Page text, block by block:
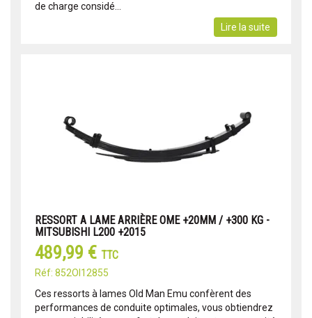
de charge considé...
Lire la suite
RESSORT A LAME ARRIÈRE OME +20MM / +300 KG -
MITSUBISHI L200 +2015
489,99 € TTC
Réf: 852OI12855
Ces ressorts à lames Old Man Emu confèrent des
performances de conduite optimales, vous obtiendrez